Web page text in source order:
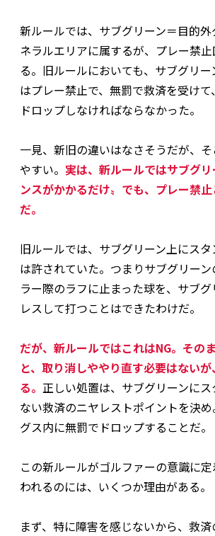
新ルールでは、サブグリーン＝目的外
ネラルエリアに属するが、プレー禁
る。旧ルールにおいても、サブグリ
はプレー禁止で、無罰で救済を受け
ドロップしなければならなかった。
一見、新旧の違いはなさそうだが、
やすい。 実は、新ルールではサブグ
ンスがかかるだけ〟でも、プレー禁
だ。
旧ルールでは、サブグリーン上にス
は許されていた。つまりサブグリー
ラー際のラフに止まった球を、サブ
レスして打つことはできたわけだ。
だが、新ルールではこれはNG。その
と、取り消しややり直す必要はない
る。 正しい処置は、サブグリーンに
ない救済のニヤレストポイントを決
グス内に無罰でドロップすることだ。
この新ルールがゴルファーの意識に
われるのには、いくつか理由がある。
まず、特に障害を感じないから、救